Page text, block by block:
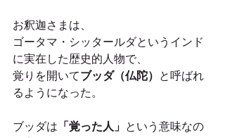
お釈迦さまは、
ゴータマ・シッタールダというインド
に実在した歴史的人物で、
覚りを開いてブッダ（仏陀） と呼ばれ
るようになった。
ブッダは 「覚った人」 という意味なの